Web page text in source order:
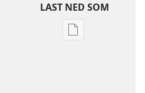
LAST NED SOM